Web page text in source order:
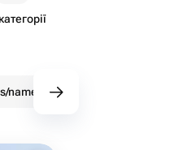
name_fast_delivery